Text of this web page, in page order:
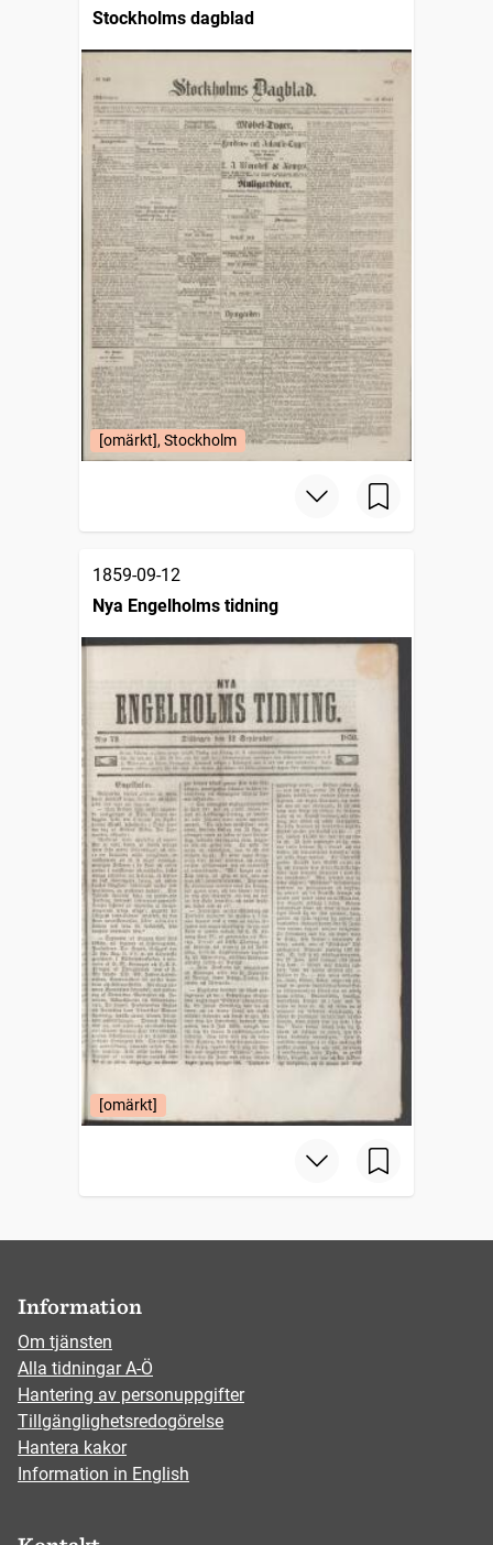
Stockholms dagblad
[omärkt], Stockholm
1859-09-12
Nya Engelholms tidning
[omärkt]
Information
Om tjänsten
Alla tidningar A-Ö
Hantering av personuppgifter
Tillgänglighetsredogörelse
Hantera kakor
Information in English